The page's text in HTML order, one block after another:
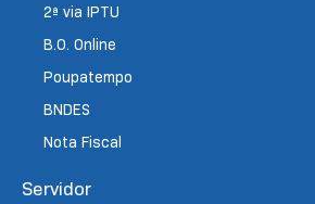
2ª via IPTU
B.O. Online
Poupatempo
BNDES
Nota Fiscal
Servidor